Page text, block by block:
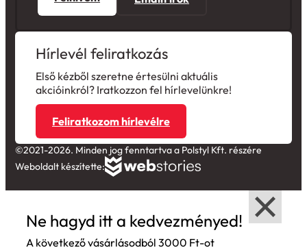
Hírlevél feliratkozás
Első kézből szeretne értesülni aktuális
akcióinkról? Iratkozzon fel hírlevelünkre!
Feliratkozom hírlevélre
©2021-2026. Minden jog fenntartva a Polstyl Kft. részére
Weboldalt készítette:
Ne hagyd itt a kedvezményed!
A következő vásárlásodból 3000 Ft-ot